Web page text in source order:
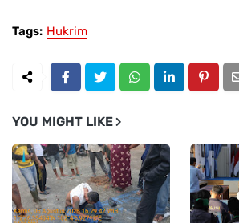
Tags: Hukrim
YOU MIGHT LIKE